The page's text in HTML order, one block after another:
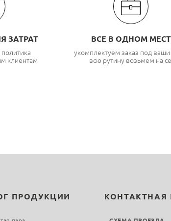
ЗАТРАТ
клиентам
ВСЕ В ОДНОМ
укомплектуем заказ под
всю рутину возьмем на
ПРОДУКЦИИ